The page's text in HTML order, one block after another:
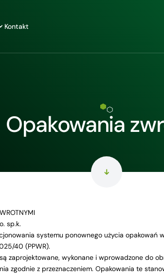
Kontakt
Opakowania
sp.k.
systemu ponownego użycia opakowań
40 (PPWR).
zaprojektowane, wykonane i wprowadzone do
zgodnie z przeznaczeniem. Opakowania te